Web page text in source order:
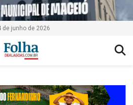
de junho de 2026